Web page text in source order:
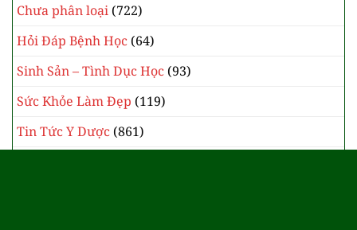
Chưa phân loại (722)
Hỏi Đáp Bệnh Học (64)
Sinh Sản – Tình Dục Học (93)
Sức Khỏe Làm Đẹp (119)
Tin Tức Y Dược (861)